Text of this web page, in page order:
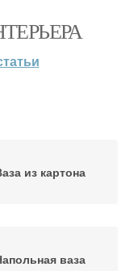
из картона
ваза